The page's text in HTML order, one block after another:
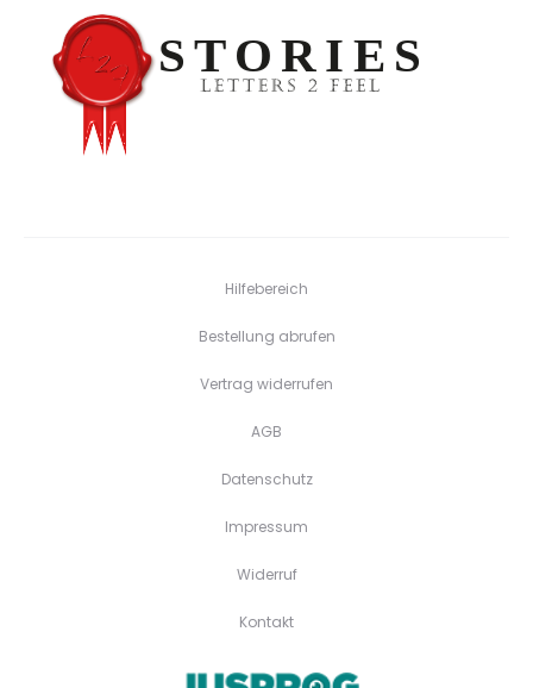
Hilfebereich
Bestellung abrufen
Vertrag widerrufen
AGB
Datenschutz
Impressum
Widerruf
Kontakt